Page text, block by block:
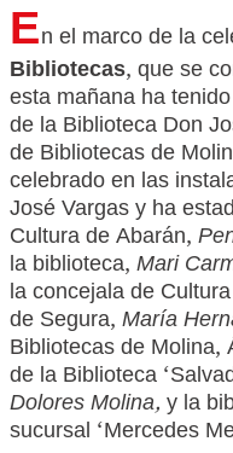
En el marco de la
Bibliotecas, que se
esta mañana ha
de la Biblioteca Don
de Bibliotecas de
celebrado en las
José Vargas y ha
Cultura de Abarán,
la biblioteca, Mari
la concejala de
de Segura, María
Bibliotecas de Molina,
de la Biblioteca
Dolores Molina, y la
sucursal ‘Mercedes